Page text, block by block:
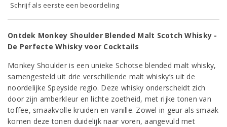
Schrijf als eerste een beoordeling
Ontdek Monkey Shoulder Blended Malt Scotch Whisky -
De Perfecte Whisky voor Cocktails
Monkey Shoulder is een unieke Schotse blended malt whisky,
samengesteld uit drie verschillende malt whisky’s uit de
noordelijke Speyside regio. Deze whisky onderscheidt zich
door zijn amberkleur en lichte zoetheid, met rijke tonen van
toffee, smaakvolle kruiden en vanille. Zowel in geur als smaak
komen deze tonen duidelijk naar voren, aangevuld met